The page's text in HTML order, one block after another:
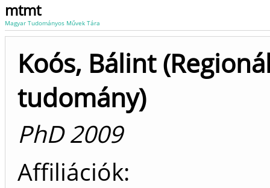
mtmt
Magyar Tudományos Művek Tára
Koós, Bálint
tudomány)
PhD 2009
Affiliációk